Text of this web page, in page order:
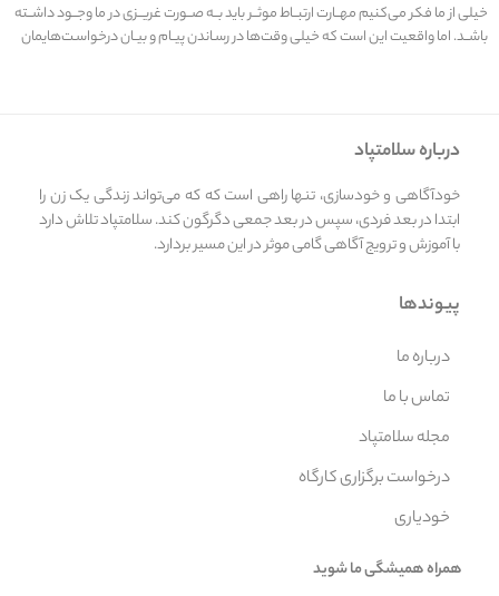
خیلی از ما فکر می‌کنیم مهــارت ارتبــاط موثــر باید بــه صــورت غریــزی در ما وجــود داشــته
باشــد. اما واقعیت این است که خیلی وقت‌ها در رسـاندن پیـام و بیـان درخواسـت‌هایمان
درباره سلامتپاد
خودآگاهی و خودسازی، تنها راهی است که که می‌تواند زندگی یک زن را
ابتدا در بعد فردی، سپس در بعد جمعی دگرگون کند. سلامتپاد تلاش دارد
با آموزش و ترویج آگاهی گامی موثر در این مسیر بردارد.
پیوندها
درباره ما
تماس با ما
مجله سلامتپاد
درخواست برگزاری کارگاه
خودیاری
همراه همیشگی ما شوید